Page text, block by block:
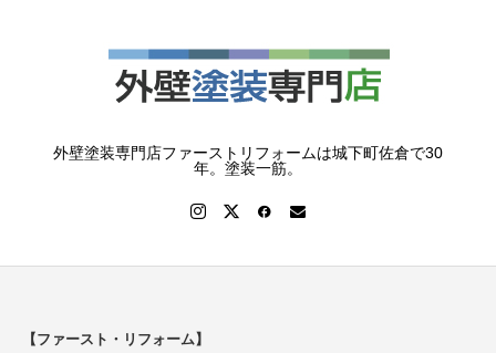
外壁塗装専門店ファーストリフォームは城下町佐倉で30
年。塗装一筋。
【ファースト・リフォーム】